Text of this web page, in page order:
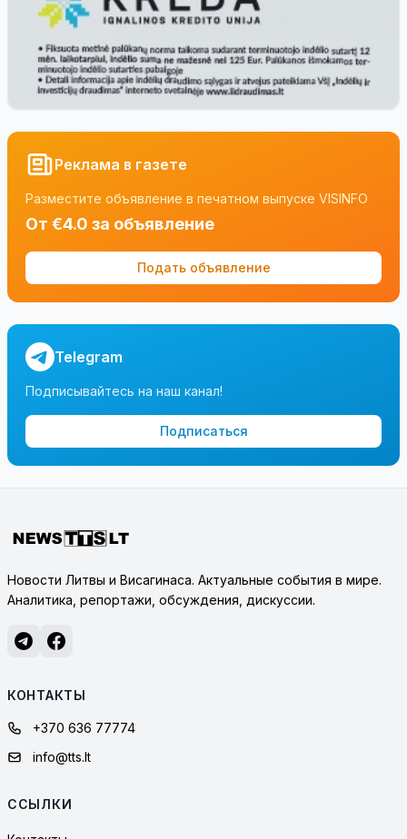
Реклама в газете
Разместите объявление в печатном выпуске VISINFO
От €4.0 за объявление
Подать объявление
Telegram
Подписывайтесь на наш канал!
Подписаться
Новости Литвы и Висагинаса. Актуальные события в мире.
Аналитика, репортажи, обсуждения, дискуссии.
КОНТАКТЫ
+370 636 77774
info@tts.lt
ССЫЛКИ